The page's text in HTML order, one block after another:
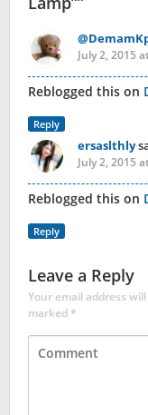
July 2, 2015
Reblogged this on
Reply
ersaslthly
July 2, 2015
Reblogged this on
Reply
Leave a Reply
Your email address
marked*